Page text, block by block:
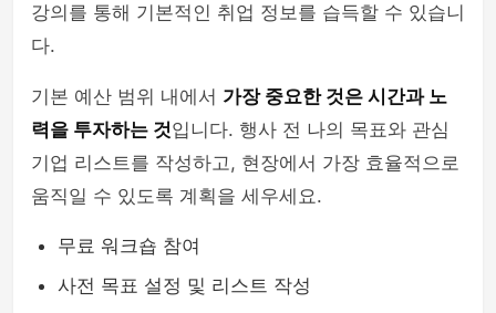
강의를 통해 기본적인 취업 정보를 습득할 수 있습니
다.
기본 예산 범위 내에서 가장 중요한 것은 시간과 노
력을 투자하는 것입니다. 행사 전 나의 목표와 관심
기업 리스트를 작성하고, 현장에서 가장 효율적으로
움직일 수 있도록 계획을 세우세요.
무료 워크숍 참여
사전 목표 설정 및 리스트 작성